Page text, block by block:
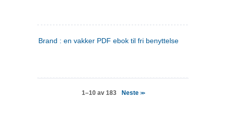
Brand : en vakker PDF ebok til fri benyttelse
1–10 av 183 Neste >>